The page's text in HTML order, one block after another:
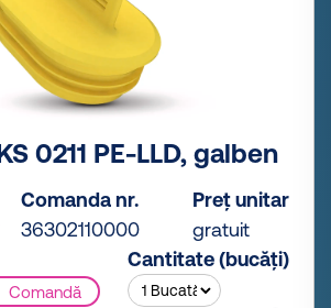
0211 PE-LLD, galben
Comanda nr.
36302110000
Preț unitar
gratuit
Comandă
Cantitate (bucăți)